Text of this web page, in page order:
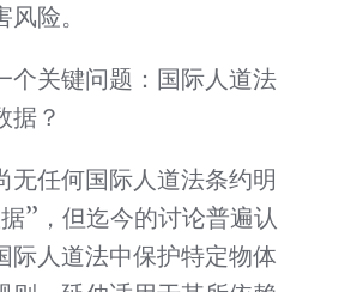
险。
个关键问题：国际人道法
据？
无任何国际人道法条约明
”，但迄今的讨论普遍认
际人道法中保护特定物体